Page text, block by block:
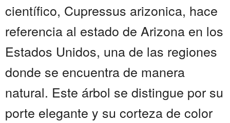
científico, Cupressus arizonica, hace
referencia al estado de Arizona en los
Estados Unidos, una de las regiones
donde se encuentra de manera
natural. Este árbol se distingue por su
porte elegante y su corteza de color